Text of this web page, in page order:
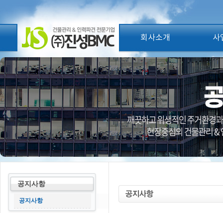
회사소개 사
공지사항
공지사항